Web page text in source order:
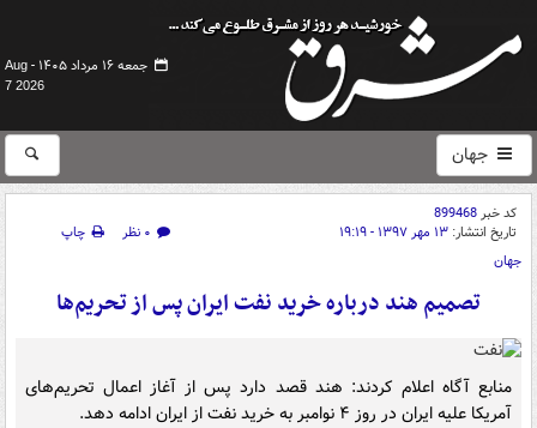
جمعه ۱۶ مرداد ۱۴۰۵ -
Aug
7 2026
جهان
کد خبر899468
تاریخ انتشار: ۱۳ مهر ۱۳۹۷ - ۱۹:۱۹ ۰ نظر
چاپ
جهان
تصمیم هند درباره خرید نفت ایران پس از تحریم‌ها
منابع آگاه اعلام کردند: هند قصد دارد پس از آغاز اعمال تحریم‌های
آمریکا علیه ایران در روز ۴ نوامبر به خرید نفت از ایران ادامه دهد.